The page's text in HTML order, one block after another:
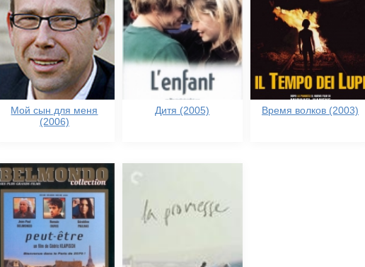
Мой сын для меня
(2006)
Дитя (2005) Время волков (2003)